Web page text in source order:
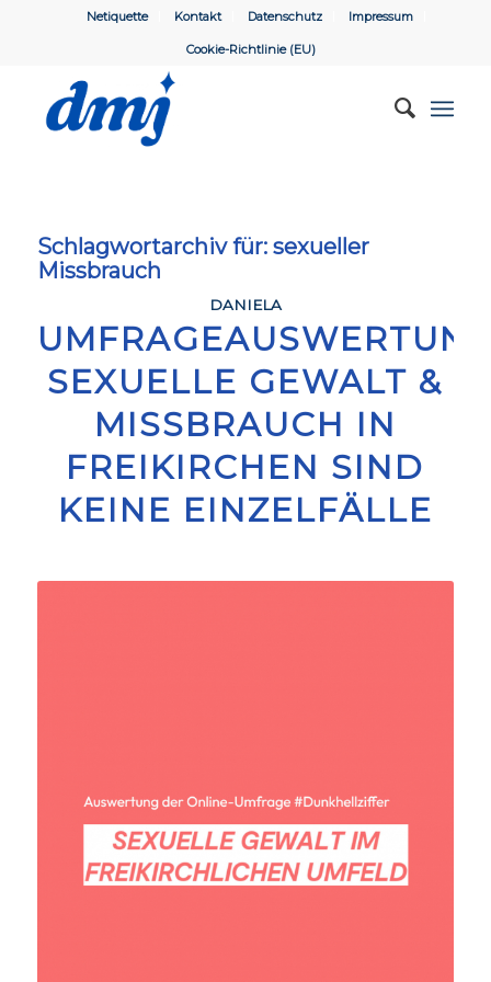
Netiquette Kontakt Datenschutz Impressum
Cookie-Richtlinie (EU)
Schlagwortarchiv für: sexueller
Missbrauch
DANIELA
SEXUELLE GEWALT &
MISSBRAUCH IN
FREIKIRCHEN SIND
KEINE EINZELFÄLLE